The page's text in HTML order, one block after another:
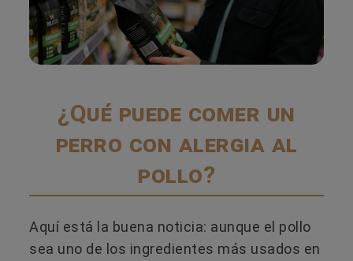
¿Qué puede comer un
perro con alergia al
pollo?
Aquí está la buena noticia: aunque el pollo
sea uno de los ingredientes más usados en